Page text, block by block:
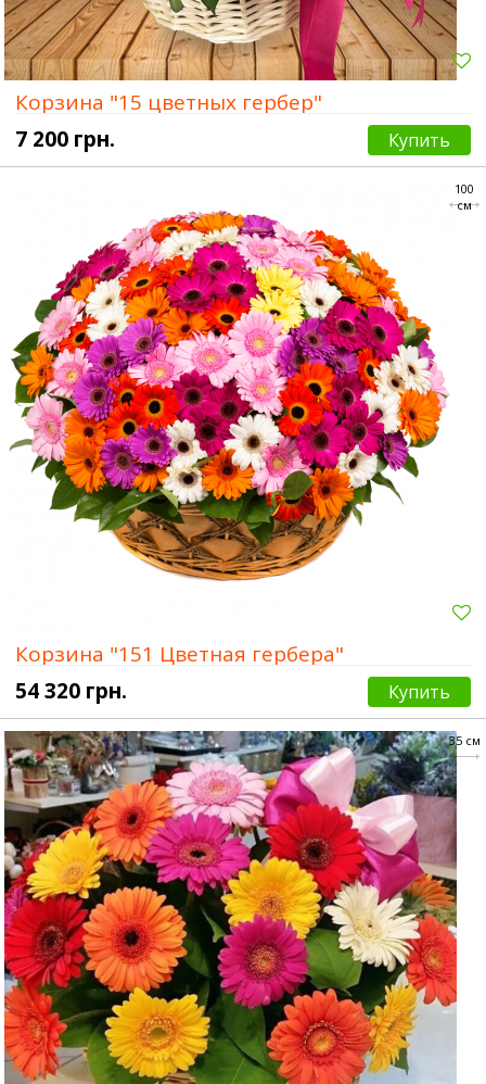
Корзина "15 цветных гербер"
7 200 грн.
Купить
100
см
Корзина "151 Цветная гербера"
54 320 грн.
Купить
35 см